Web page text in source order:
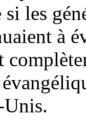
les
à
Unis.